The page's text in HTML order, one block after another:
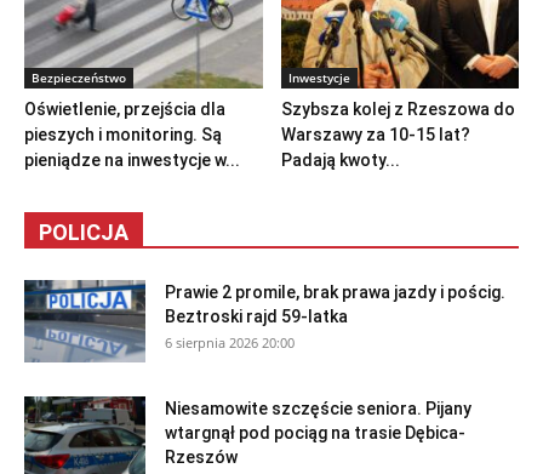
Bezpieczeństwo
Oświetlenie, przejścia dla
pieszych i monitoring. Są
pieniądze na inwestycje w...
Inwestycje
Szybsza kolej z Rzeszowa do
Warszawy za 10-15 lat?
Padają kwoty...
POLICJA
Prawie 2 promile, brak prawa jazdy i pościg.
Beztroski rajd 59-latka
6 sierpnia 2026 20:00
Niesamowite szczęście seniora. Pijany
wtargnął pod pociąg na trasie Dębica-
Rzeszów